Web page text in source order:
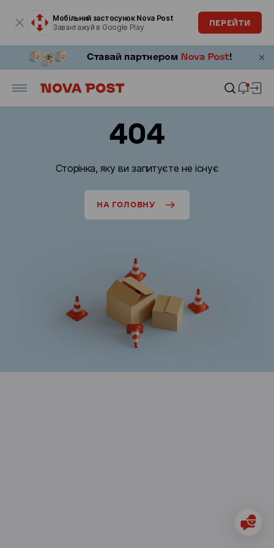
Мобільний застосунок Nova Post
Завантажуй в Google Play
ПЕРЕЙТИ
404
Сторінка, яку ви запитуєте не існує
НА ГОЛОВНУ